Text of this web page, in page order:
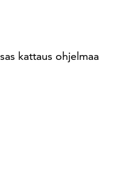
kattaus ohjelmaa